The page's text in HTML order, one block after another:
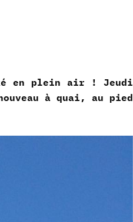
en plein air ! Jeudi
à quai, au pied